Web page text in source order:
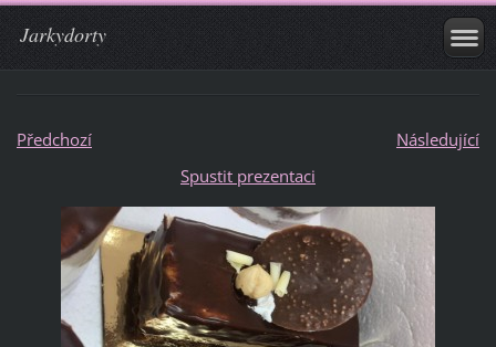
Jarkydorty
Předchozí
Následující
Spustit prezentaci